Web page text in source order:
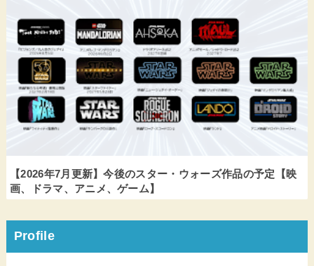
【2026年7月更新】今後のスター・ウォーズ作品の予定【映
画、ドラマ、アニメ、ゲーム】
Profile